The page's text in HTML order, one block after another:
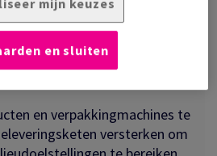
chain naar een
en verpakkingmachines te
versterken om
en sluiten